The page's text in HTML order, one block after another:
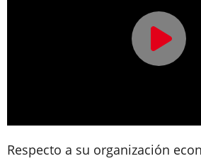
Respecto a su organización